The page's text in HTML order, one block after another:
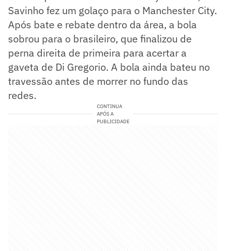
Savinho fez um golaço para o Manchester City.
Após bate e rebate dentro da área, a bola
sobrou para o brasileiro, que finalizou de
perna direita de primeira para acertar a
gaveta de Di Gregorio. A bola ainda bateu no
travessão antes de morrer no fundo das
redes.
CONTINUA
APÓS A
PUBLICIDADE